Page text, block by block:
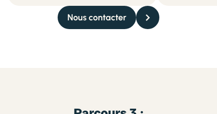
Nous contacter